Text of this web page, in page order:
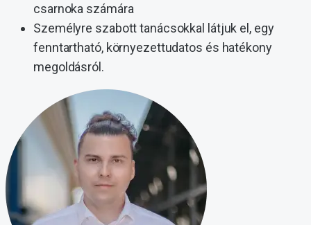
csarnoka számára
Személyre szabott tanácsokkal látjuk el, egy
fenntartható, környezettudatos és hatékony
megoldásról.